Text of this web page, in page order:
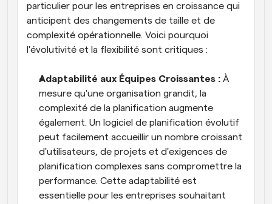
particulier pour les entreprises en croissance qui
anticipent des changements de taille et de
complexité opérationnelle. Voici pourquoi
l'évolutivité et la flexibilité sont critiques :
Adaptabilité aux Équipes Croissantes : À
mesure qu'une organisation grandit, la
complexité de la planification augmente
également. Un logiciel de planification évolutif
peut facilement accueillir un nombre croissant
d'utilisateurs, de projets et d'exigences de
planification complexes sans compromettre la
performance. Cette adaptabilité est
essentielle pour les entreprises souhaitant